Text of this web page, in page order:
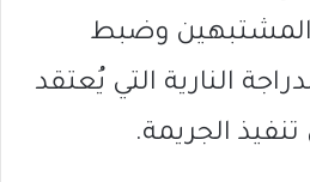
المشتبهين وضبط
النارية التي يُعتقد
الجريمة.